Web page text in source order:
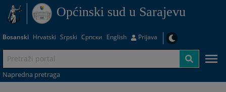
Općinski sud u Sarajevu
Bosanski Hrvatski Srpski Српски English Prijava
Napredna pretraga